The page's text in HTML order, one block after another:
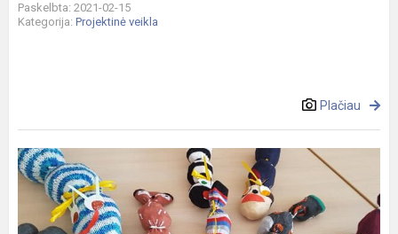
Paskelbta: 2021-02-15
Kategorija: Projektinė veikla
Plačiau
,,Kirminiukas
iš
kojinytės“